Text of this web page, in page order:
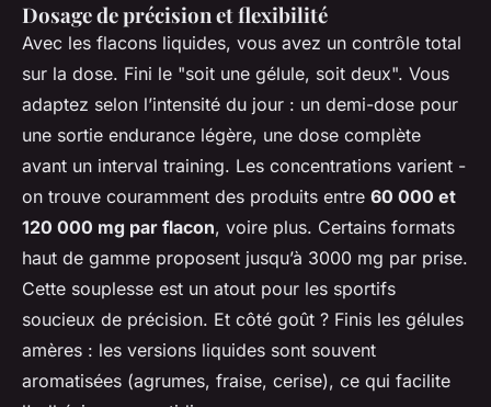
Dosage de précision et flexibilité
Avec les flacons liquides, vous avez un contrôle total
sur la dose. Fini le "soit une gélule, soit deux". Vous
adaptez selon l’intensité du jour : un demi-dose pour
une sortie endurance légère, une dose complète
avant un interval training. Les concentrations varient -
on trouve couramment des produits entre 60 000 et
120 000 mg par flacon, voire plus. Certains formats
haut de gamme proposent jusqu’à 3000 mg par prise.
Cette souplesse est un atout pour les sportifs
soucieux de précision. Et côté goût ? Finis les gélules
amères : les versions liquides sont souvent
aromatisées (agrumes, fraise, cerise), ce qui facilite